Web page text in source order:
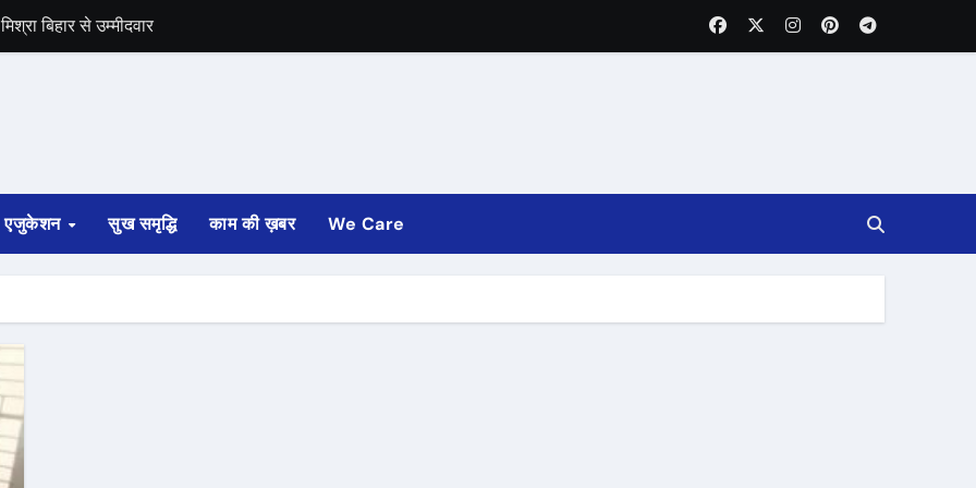
बिहार से उम्मीदवार
एजुकेशन सुख समृद्धि काम की ख़बर We Care